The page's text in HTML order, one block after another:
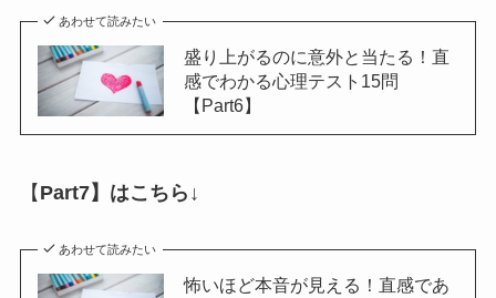
あわせて読みたい
盛り上がるのに意外と当たる！直
感でわかる心理テスト15問
【Part6】
【 Part7】はこちら↓
あわせて読みたい
怖いほど本音が見える！直感であ